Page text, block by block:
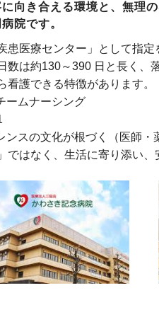
向き合える環境と、無理
院です。
患医療センター」として指定
数は約130～390 日と⾧く、
看護できる特徴があります。
ームナーシング
ンスの文化が根づく（医師・
ではなく、生活に寄り添い